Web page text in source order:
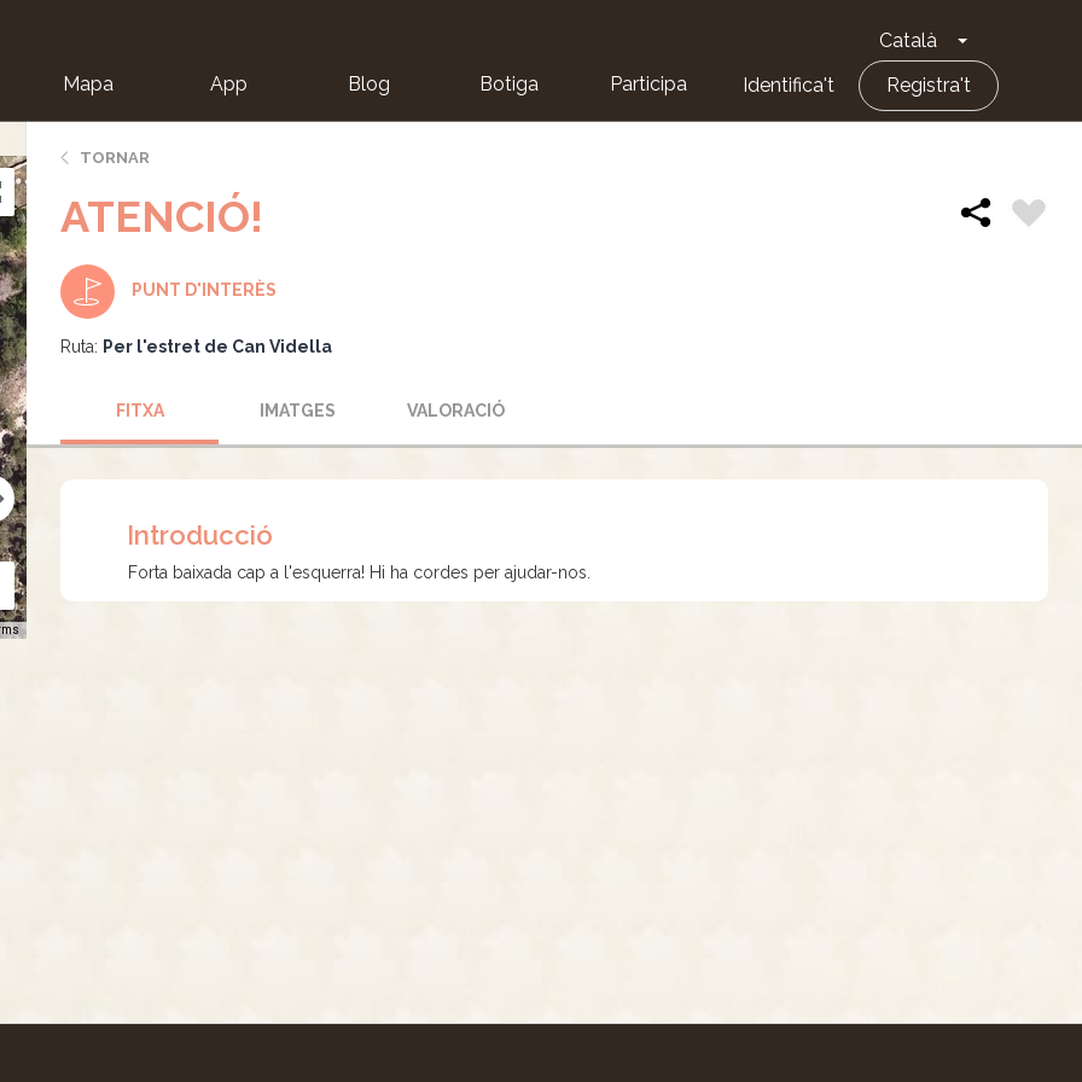
Català Toggle
Mapa App Blog Botiga Participa Identifica't Registra't
TORNAR
ATENCIÓ!
PUNT D'INTERÈS
Ruta: Per l'estret de Can Vidella
FITXA IMATGES VALORACIÓ
Introducció
Forta baixada cap a l'esquerra! Hi ha cordes per ajudar-nos.